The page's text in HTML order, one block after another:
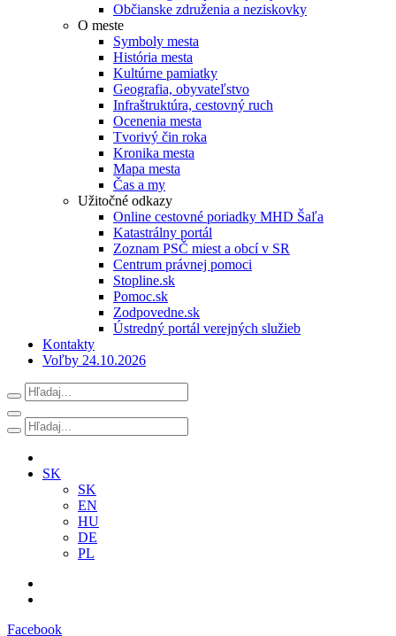
Občianske združenia a neziskovky
O meste
Symboly mesta
História mesta
Kultúrne pamiatky
Geografia, obyvateľstvo
Infraštruktúra, cestovný ruch
Ocenenia mesta
Tvorivý čin roka
Kronika mesta
Mapa mesta
Čas a my
Užitočné odkazy
Online cestovné poriadky MHD Šaľa
Katastrálny portál
Zoznam PSČ miest a obcí v SR
Centrum právnej pomoci
Stopline.sk
Pomoc.sk
Zodpovedne.sk
Ústredný portál verejných služieb
Kontakty
Voľby 24.10.2026
SK
SK
EN
HU
DE
PL
Facebook